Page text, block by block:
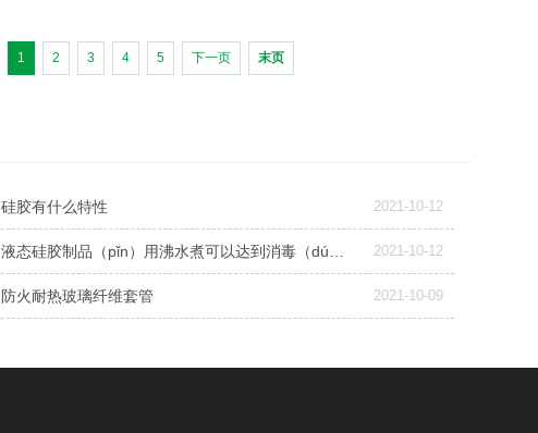
1 2 3 4 5 下一页 末页
硅胶有什么特性 2021-10-12
液态硅胶制品（pǐn）用沸水煮可以达到消毒（dú）的效果吗？ 2021-10-12
防火耐热玻璃纤维套管 2021-10-09